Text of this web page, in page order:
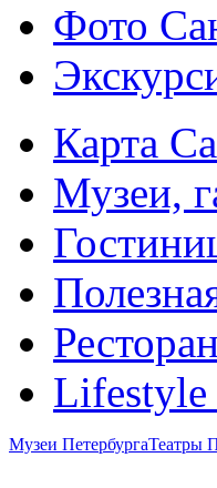
Фото
Карта
Музеи,
Lifestyle
Музеи ПетербургаТеатры